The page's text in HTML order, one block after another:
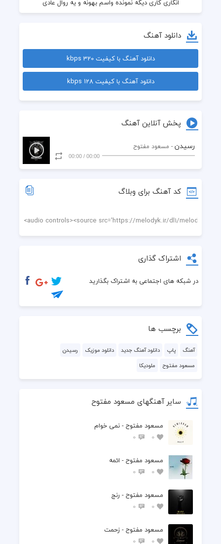
کارمم افتاده رو روال بهترین زندگی شده برا ما
نگرانم واسه آیندمون واسه انگیزه‌ها
توی درگیری‌های ذهنم نمی‌گنجه دیگ
دانلود آهنگ
دانلود آهنگ با کیفیت 320 kbps
دانلود آهنگ با کیفیت 128 kbps
پخش آنلاین آهنگ
رسیدن - مسعود مفتوح
00:00
/
00:00
کد آهنگ برای وبلاگ
اشتراک گذاری
در شبکه های اجتماعی به اشتراک بگذارید
برچسب ها
آهنگ پاپ دانلود آهنگ جدید دانلود موزیک
رسیدن
مسعود مفتوح
ملودیکا
سایر آهنگهای مسعود مفتوح
مسعود مفتوح - نمی خوام
0
0
مسعود مفتوح - ائمه
0
0
مسعود مفتوح - رنج
0
0
مسعود مفتوح - زحمت
0
0